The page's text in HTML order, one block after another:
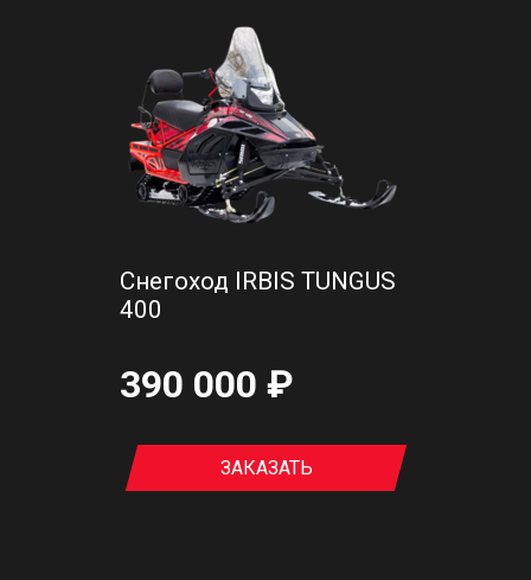
Снегоход IRBIS TUNGUS
400
390 000 ₽
ЗАКАЗАТЬ